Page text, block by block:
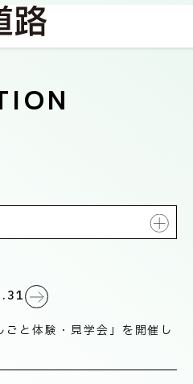
ージ/企業理念
リティ
ク
ごと体験・見学会」を開催し